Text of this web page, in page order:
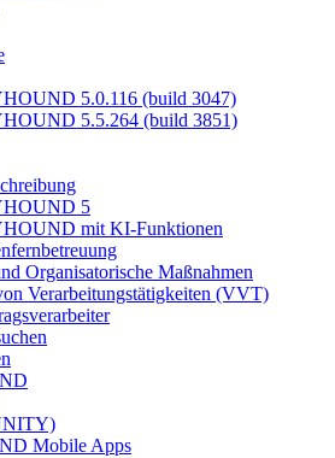
5.0.116 (build 3047)
5.5.264 (build 3851)
5
mit KI-Funktionen
Organisatorische Maßnahmen
Verarbeitungstätigkeiten (VVT)
Mobile Apps